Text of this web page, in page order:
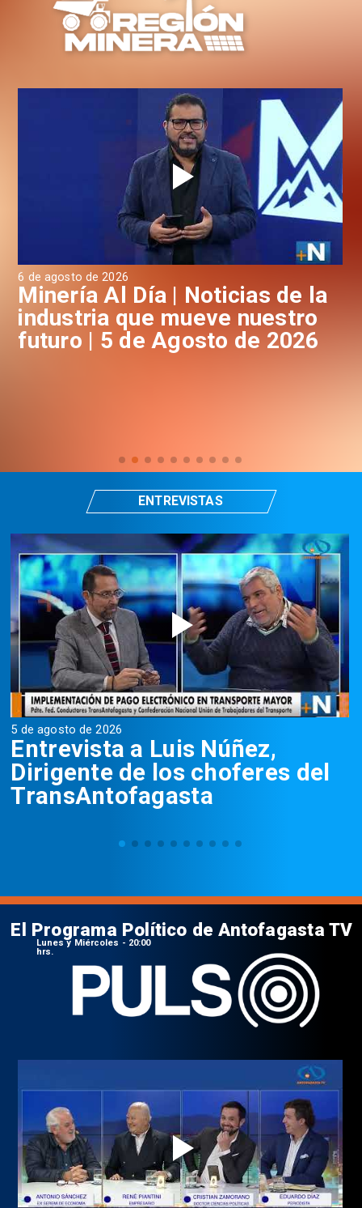
6 de agosto de 2026
Minería Al Día | Noticias de la
industria que mueve nuestro
futuro | 5 de Agosto de 2026
5 de agosto de 2026
Entrevista a Luis Núñez,
Dirigente de los choferes del
TransAntofagasta
ENTREVISTAS
El Programa Político de Antofagasta TV
Lunes y Miércoles - 20:00
hrs.